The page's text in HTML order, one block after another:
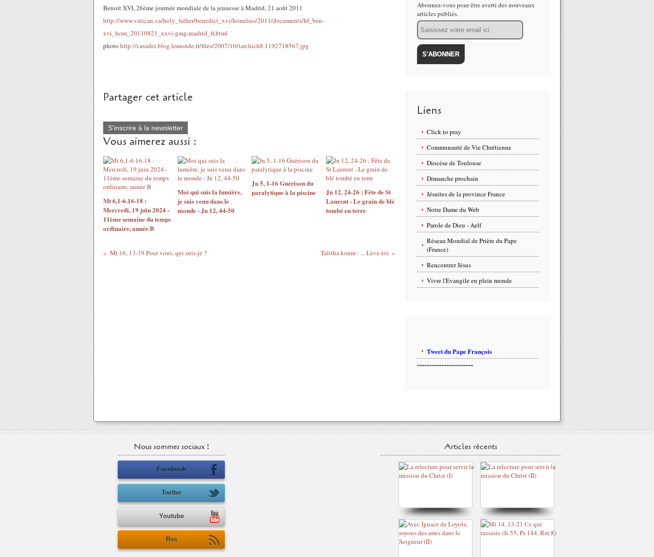
Benoit XVI, 26ème journée mondiale de la jeunesse à Madrid, 21 août 2011
http://www.vatican.va/holy_father/benedict_xvi/homilies/2011/documents/hf_ben-
xvi_hom_20110821_xxvi-gmg-madrid_fr.html
photo http://casadei.blog.lemonde.fr/files/2007/10/tarchich8.1192718567.jpg
Partager cet article
S'inscrire à la newsletter
Vous aimerez aussi :
Mt 6,1-6.16-18 :
Mercredi, 19 juin 2024 -
11ème semaine du temps
ordinaire, année B
Moi qui suis la lumière,
je suis venu dans le
monde - Jn 12, 44-50
Jn 5, 1-16 Guérison du
paralytique à la piscine
Jn 12, 24-26 ; Fête de St
Laurent - Le grain de blé
tombé en terre
Mt 16, 13-19 Pour vous, qui suis-je ? Talitha koum : ... Lève-toi
Abonnez-vous pour être averti des nouveaux
articles publiés.
Email
Liens
Click to pray
Communauté de Vie Chrétienne
Diocèse de Toulouse
Dimanche prochain
Jésuites de la province France
Notre Dame du Web
Parole de Dieu - Aelf
Réseau Mondial de Prière du Pape
(France)
Rencontrer Jésus
Vivre l'Evangile en plein monde
Tweet du Pape François
-----------------------
Nous sommes sociaux !
Facebook
Twitter
Youtube
Rss
Articles récents